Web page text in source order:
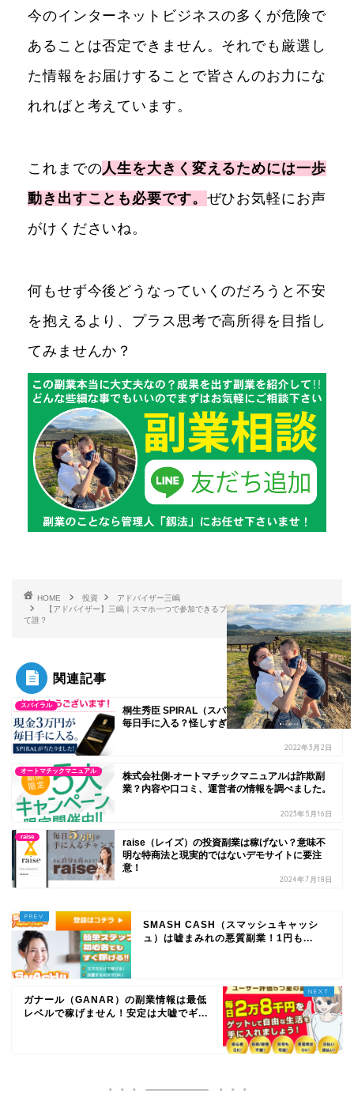
今のインターネットビジネスの多くが危険で
あることは否定できません。それでも厳選し
た情報をお届けすることで皆さんのお力にな
れればと考えています。
これまでの人生を大きく変えるためには一歩
動き出すことも必要です。 ぜひお気軽にお声
がけくださいね。
何もせず今後どうなっていくのだろうと不安
を抱えるより、プラス思考で高所得を目指し
てみませんか？
HOME 投資
アドバイザー三嶋
【アドバイザー】三嶋｜スマホ一つで参加できるプロジェクトは稼げる？菅原っ
て誰？
関連記事
スパイラル
桐生秀臣 SPIRAL（スパイラル）で現金3万円が
毎日手に入る？怪しすぎる副業に要注意！
2022年3月2日
オートマチックマニュアル
株式会社側-オートマチックマニュアルは詐欺副
業？内容や口コミ、運営者の情報を調べました。
2023年5月16日
raise
raise（レイズ）の投資副業は稼げない？意味不
明な特商法と現実的ではないデモサイトに要注
意！
2024年7月18日
SMASH CASH（スマッシュキャッシ
ュ）は嘘まみれの悪質副業！1円も...
ガナール（GANAR）の副業情報は最低
レベルで稼げません！安定は大嘘でギ...